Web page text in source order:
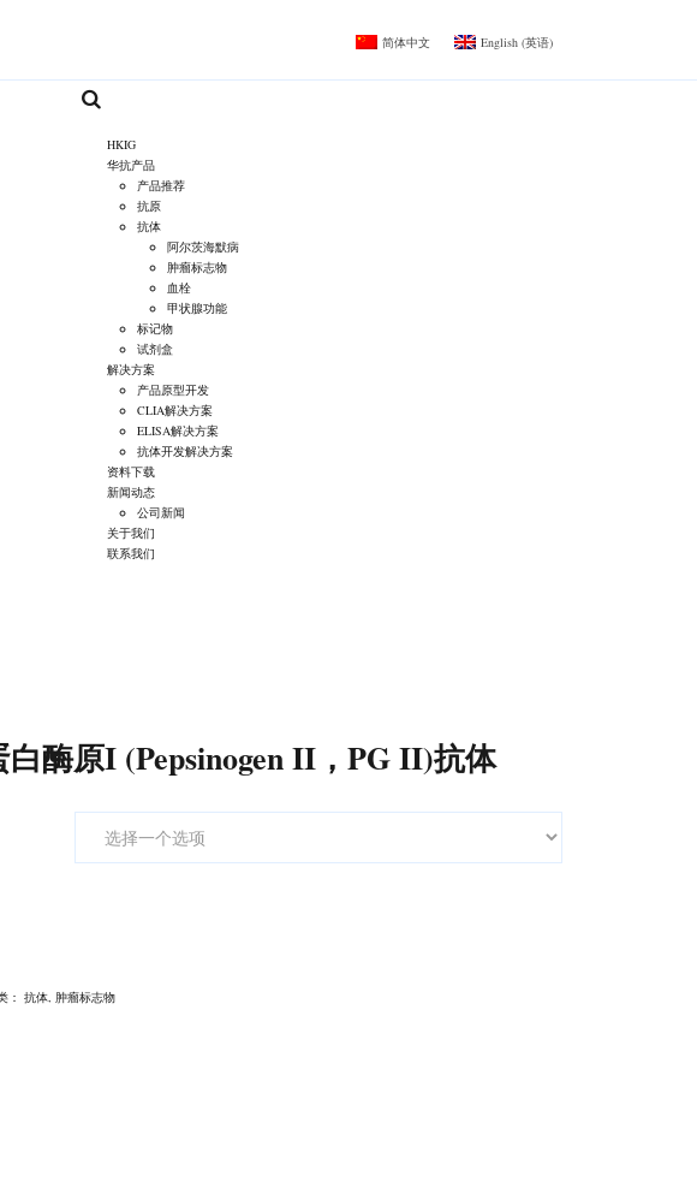
简体中文 English (英语)
HKIG
华抗产品
产品推荐
抗原
抗体
阿尔茨海默病
肿瘤标志物
血栓
甲状腺功能
标记物
试剂盒
解决方案
产品原型开发
CLIA解决方案
ELISA解决方案
抗体开发解决方案
资料下载
新闻动态
公司新闻
关于我们
联系我们
白酶原I (Pepsinogen II，PG II)抗体
： 抗体, 肿瘤标志物